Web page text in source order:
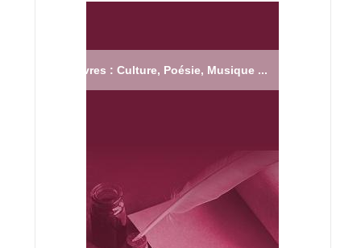
Livres : Culture, Poésie, Musique ...